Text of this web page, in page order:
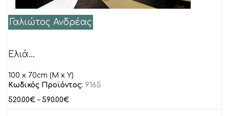
Γαλιώτος Ανδρέας
Ελιά…
100 x 70cm (M x Y)
Κωδικός Προϊόντος: 9165
520.00€ – 590.00€